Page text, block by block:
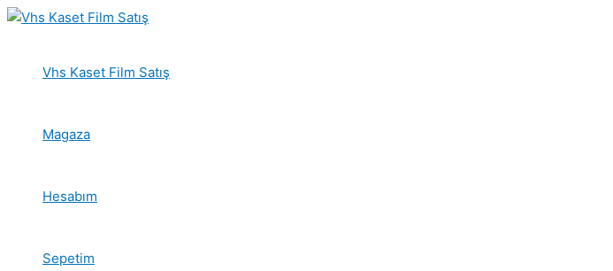
İçeriğe
Vhs Kaset Film Satış
Magaza
Hesabım
Sepetim